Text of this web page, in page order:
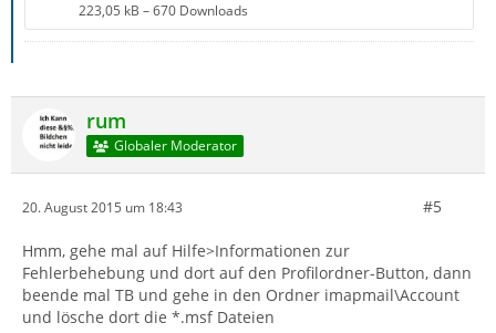
223,05 kB – 670 Downloads
rum
Globaler Moderator
20. August 2015 um 18:43 #5
Hmm, gehe mal auf Hilfe>Informationen zur
Fehlerbehebung und dort auf den Profilordner-Button, dann
beende mal TB und gehe in den Ordner imapmail\Account
und lösche dort die *.msf Dateien